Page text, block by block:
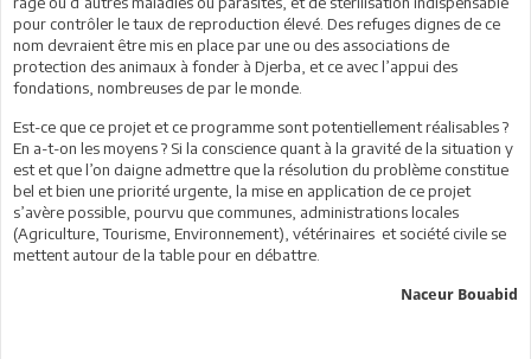
pour contrôler le taux de reproduction élevé. Des refuges dignes de ce
nom devraient être mis en place par une ou des associations de
protection des animaux à fonder à Djerba, et ce avec l’appui des
fondations, nombreuses de par le monde.
Est-ce que ce projet et ce programme sont potentiellement réalisables ?
En a-t-on les moyens ? Si la conscience quant à la gravité de la situation y
est et que l’on daigne admettre que la résolution du problème constitue
bel et bien une priorité urgente, la mise en application de ce projet
s’avère possible, pourvu que communes, administrations locales
(Agriculture, Tourisme, Environnement), vétérinaires et société civile se
mettent autour de la table pour en débattre.
Naceur Bouabid